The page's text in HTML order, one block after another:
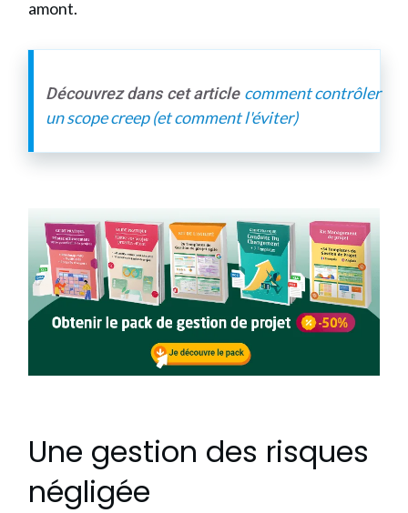
amont.
Découvrez dans cet article comment contrôler
un scope creep (et comment l'éviter)
Une gestion des risques
négligée